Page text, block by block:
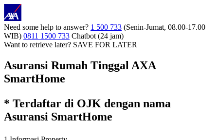
Need some help to answer? 1 500 733 (Senin-Jumat, 08.00-17.00
WIB) 0811 1500 733 Chatbot (24 jam)
Want to retrieve later? SAVE FOR LATER
Asuransi Rumah Tinggal AXA
SmartHome
* Terdaftar di OJK dengan nama
Asuransi SmartHome